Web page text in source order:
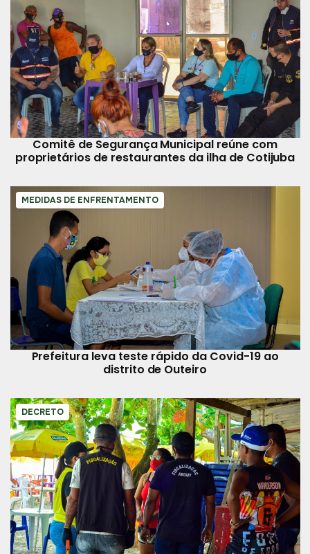
Comitê de Segurança Municipal reúne com
proprietários de restaurantes da ilha de Cotijuba
MEDIDAS DE ENFRENTAMENTO
Prefeitura leva teste rápido da Covid-19 ao
distrito de Outeiro
DECRETO